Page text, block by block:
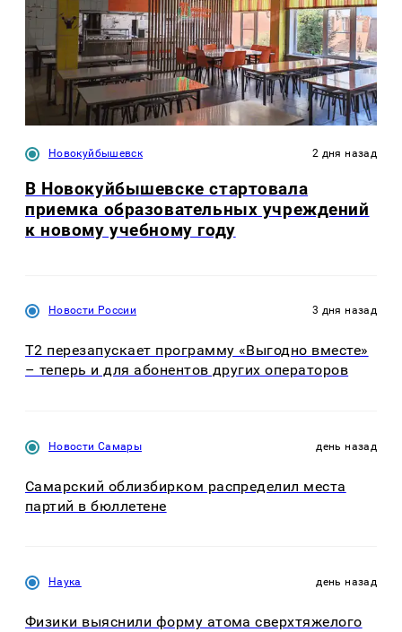
Новокуйбышевск 2 дня назад
В Новокуйбышевске стартовала
приемка образовательных учреждений
к новому учебному году
Новости России 3 дня назад
Т2 перезапускает программу «Выгодно вместе»
– теперь и для абонентов других операторов
Новости Самары день назад
Самарский облизбирком распределил места
партий в бюллетене
Наука день назад
Физики выяснили форму атома сверхтяжелого